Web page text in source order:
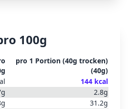
100g
pro 1 Portion (40g trocken)
(40g)
144 kcal
g 2.8g
g 31.2g